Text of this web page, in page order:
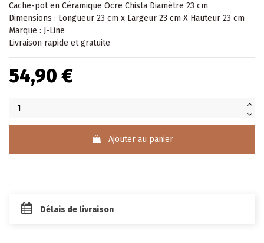
Cache-pot en Céramique Ocre Chista Diamètre 23 cm
Dimensions : Longueur 23 cm x Largeur 23 cm X Hauteur 23 cm
Marque : J-Line
Livraison rapide et gratuite
54,90 €
Ajouter au panier
Délais de livraison